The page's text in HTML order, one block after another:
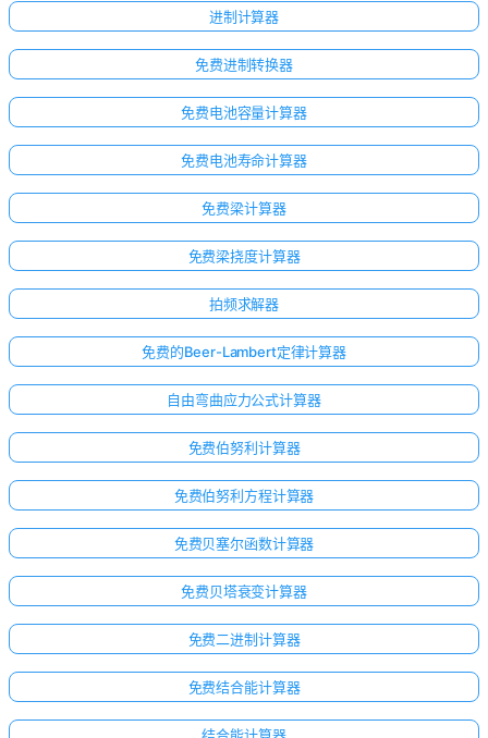
进制计算器
免费进制转换器
免费电池容量计算器
免费电池寿命计算器
免费梁计算器
免费梁挠度计算器
拍频求解器
免费的Beer-Lambert定律计算器
自由弯曲应力公式计算器
免费伯努利计算器
免费伯努利方程计算器
免费贝塞尔函数计算器
免费贝塔衰变计算器
免费二进制计算器
免费结合能计算器